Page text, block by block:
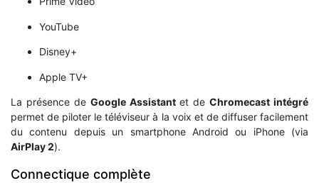
YouTube
Disney+
Apple TV+
La présence de Google Assistantet deChromecast intégré
permet de piloter le téléviseur à la voix et de diffuser facilement
du contenu depuis un smartphone Android ou iPhone (via
AirPlay 2).
Connectique complète